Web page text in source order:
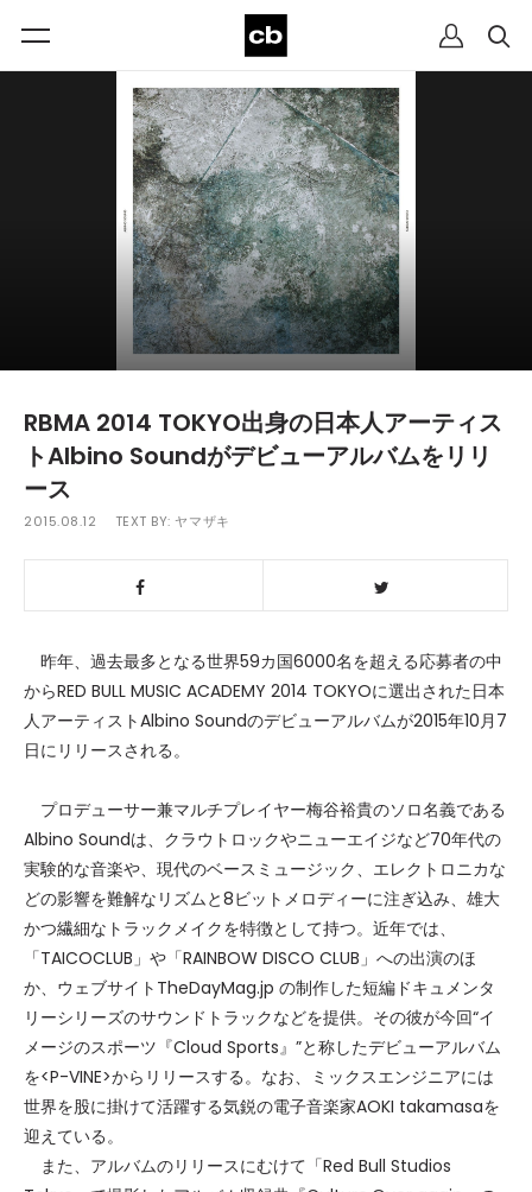
RBMA 2014 TOKYO出身の日本人アーティス
トAlbino Soundがデビューアルバムをリリ
ース
2015.08.12 TEXT BY: ヤマザキ
昨年、過去最多となる世界59カ国6000名を超える応募者の中
からRED BULL MUSIC ACADEMY 2014 TOKYOに選出された日本
人アーティストAlbino Soundのデビューアルバムが2015年10月7
日にリリースされる。
プロデューサー兼マルチプレイヤー梅谷裕貴のソロ名義である
Albino Soundは、クラウトロックやニューエイジなど70年代の
実験的な音楽や、現代のベースミュージック、エレクトロニカな
どの影響を難解なリズムと8ビットメロディーに注ぎ込み、雄大
かつ繊細なトラックメイクを特徴として持つ。近年では、
「TAICOCLUB」や「RAINBOW DISCO CLUB」への出演のほ
か、ウェブサイトTheDayMag.jp の制作した短編ドキュメンタ
リーシリーズのサウンドトラックなどを提供。その彼が今回“イ
メージのスポーツ『Cloud Sports』”と称したデビューアルバム
を<P-VINE>からリリースする。なお、ミックスエンジニアには
世界を股に掛けて活躍する気鋭の電子音楽家AOKI takamasaを
迎えている。
また、アルバムのリリースにむけて「Red Bull Studios